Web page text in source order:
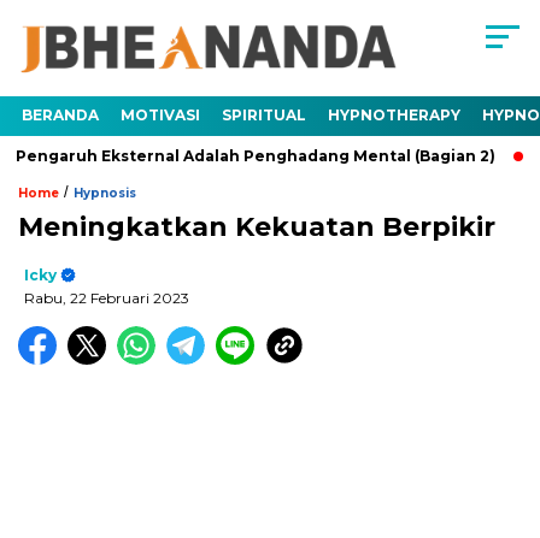
BERANDA MOTIVASI SPIRITUAL HYPNOTHERAPY
Eksternal Adalah Penghadang Mental (Bagian 2)
Home / Hypnosis
Meningkatkan Kekuatan Berpikir
Icky
Rabu, 22 Februari 2023